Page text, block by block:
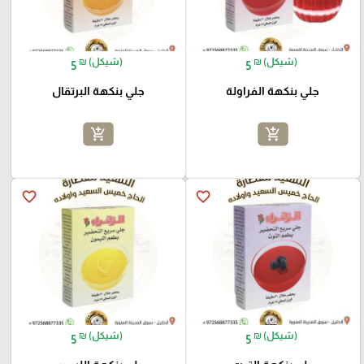
5 ₪ (شيكل)
جلي بنكهة الفراولة
add_shopping_cart
5 ₪ (شيكل)
جلي بنكهة البرتقال
add_shopping_cart
favorite_border
5 ₪ (شيكل)
favorite_border
5 ₪ (شيكل)